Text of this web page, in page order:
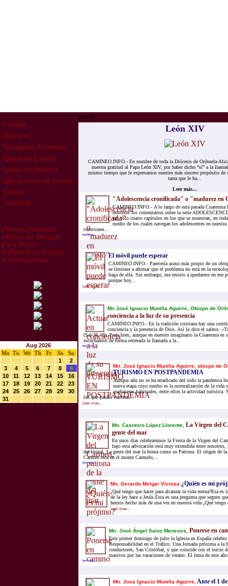
Portada
Vaticano
Realidades Eclesiales
Iglesia en España
Iglesia en América
Iglesia resto del mundo
Cultura
Sociedad
· Homilia Dominical
· Hablan los Obispos
· Fe y Razón
· Reflexion en libertad
·Colaboraciones
Aug 2026
Mo
Tu We Th Fr Sa
Su
1
2
3
4 5 6 7 8
9
10
11 12 13 14 15
16
17
18 19 20 21 22
23
24
25 26 27 28 29
30
31
www
León XIV
CAMINEO.INFO.- En nombre de toda la Diócesis de Orihuela-
nuestra gratitud al Papa León XIV, por haber dicho “sí” a la
mismo tiempo que le expresamos nuestro más sincero propósito de
tarea que le ha...
Leer más...
"Adolescencia cronificada" o "madurez en
CAMINEO.INFO.- A lo largo de esta pasada Cuaresma
nosotros los comentarios sobre la serie
tan solo cuatro capítulos en los que se muestran, en
medio de los cuales navegan los adolescentes en
cuestiones...
leer mas...
El móvil puede esperar
CAMINEO.INFO.- Parecería acaso más propio de un
se limitase a afirmar que el problema no está en la
haga de ella. Sin embargo, me resisto a quedarme en ese
porque hoy...
Leer mas...
Mn José Ignacio Munilla Aguirre, Obispo de
conciencia a la luz de su presencia
CAMINEO.INFO.- En la tradición cristiana hay una
conciencia y la presencia de Dios. Así lo dice el salmo:
(Sal 36,10). Pues bien, aunque en nuestro imaginario la Cuaresma es
escuchamos de forma reiterada la llamada a la...
leer mas...
Mn. José Ignacio Munilla Aguirre, obispo de
TURISMO EN POSTPANDEMIA
Aunque aún no se ha erradicado del todo la pandemia
nueva etapa cuyo rumbo es la normalización de la vida
quehaceres habituales, entre ellos la actividad turística.
los que pasáis vuestras...
Leer mas...
Mn. Casimiro López Llorente, La Virgen del
gente del mar
En unos días celebraremos la Fiesta de la Virgen del
bajo esta advocación está muy extendida entre
del litoral. La gente del mar la honra como su Patrona. El origen de
Carmen está en el monte Carmelo,...
leer mas...
Mn. Gerardo Melgar Viciosa ¿Quién es mi
¿Qué tengo que hacer para alcanzar la vida eterna?Esa es
de la ley hace a Jesús.Esta es una pregunta que seguro
hemos hecho más de una vez en nuestra vida ¿Qué tengo
Leer mas...
Mn. José Ángel Sainz Meneses, Ponerse en
Este primer domingo de julio la Iglesia en España celebra
Responsabilidad en el Tráfico. Una Jornada próxima a la
conductores, San Cristóbal, y que coincide con el inicio
masivos por las vacaciones de verano. El lema de este
leer mas...
Mn. Jose Ignacio Munilla Aguirre, Ante el 1